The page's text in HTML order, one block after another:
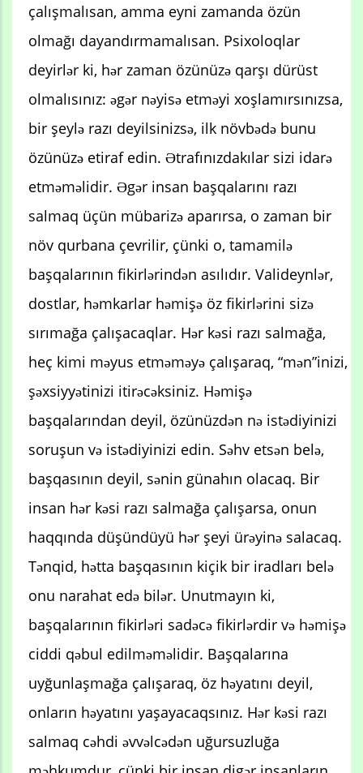
çalışmalısan, amma eyni zamanda özün
olmağı dayandırmamalısan. Psixoloqlar
deyirlər ki, hər zaman özünüzə qarşı dürüst
olmalısınız: əgər nəyisə etməyi xoşlamırsınızsa,
bir şeylə razı deyilsinizsə, ilk növbədə bunu
özünüzə etiraf edin. Ətrafınızdakılar sizi idarə
etməməlidir. Əgər insan başqalarını razı
salmaq üçün mübarizə aparırsa, o zaman bir
növ qurbana çevrilir, çünki o, tamamilə
başqalarının fikirlərindən asılıdır. Valideynlər,
dostlar, həmkarlar həmişə öz fikirlərini sizə
sırımağa çalışacaqlar. Hər kəsi razı salmağa,
heç kimi məyus etməməyə çalışaraq, “mən”inizi,
şəxsiyyətinizi itirəcəksiniz. Həmişə
başqalarından deyil, özünüzdən nə istədiyinizi
soruşun və istədiyinizi edin. Səhv etsən belə,
başqasının deyil, sənin günahın olacaq. Bir
insan hər kəsi razı salmağa çalışarsa, onun
haqqında düşündüyü hər şeyi ürəyinə salacaq.
Tənqid, hətta başqasının kiçik bir iradları belə
onu narahat edə bilər. Unutmayın ki,
başqalarının fikirləri sadəcə fikirlərdir və həmişə
ciddi qəbul edilməməlidir. Başqalarına
uyğunlaşmağa çalışaraq, öz həyatını deyil,
onların həyatını yaşayacaqsınız. Hər kəsi razı
salmaq cəhdi əvvəlcədən uğursuzluğa